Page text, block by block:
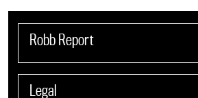
Robb Report
Legal